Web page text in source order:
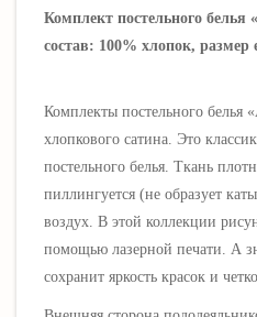
Комплект постельного белья
состав: 100% хлопок, размер
Комплекты постельного белья
хлопкового сатина. Это
постельного белья. Ткань
пиллингуется (не образует
воздух. В этой коллекции
помощью лазерной печати. А
сохранит яркость красок и